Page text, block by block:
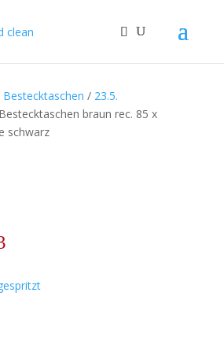
/ 23.5.
braun rec. 85 x
schwarz